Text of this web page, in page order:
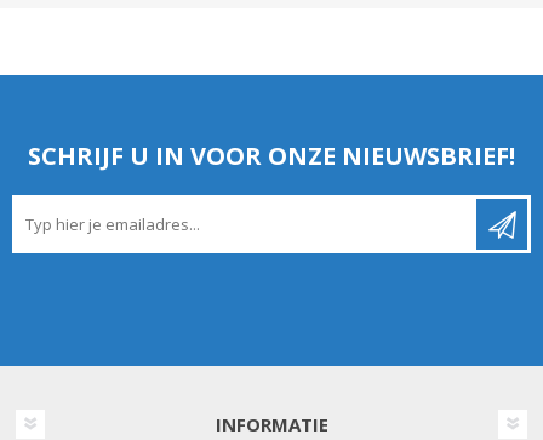
SCHRIJF U IN VOOR ONZE NIEUWSBRIEF!
INFORMATIE